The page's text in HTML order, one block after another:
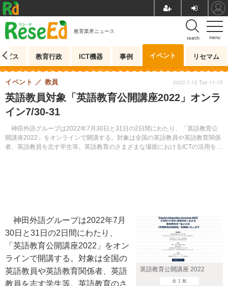
menu
search
教育業界ニュース
ビス 教育行政 ICT機器 事例 イベント リセマム
英語教員対象「英語教育公開講座2022」オンラ
イン7/30-31
神田外語グループは2022年7月30日と31日の2日間にわたり、「英語教育公
開講座2022」をオンラインで開講する。対象は全国の英語教員や英語教育関係
者、英語教員を志す学生等。英語教育のさまざまな場面におけるICTの活用を提
イベント 教員 2022.7.12 Tue 11:15
英語教育公開講座 2022
全 1 枚
神田外語グループは2022年7月
30日と31日の2日間にわたり、
「英語教育公開講座2022」をオン
ラインで開講する。対象は全国の
英語教員や英語教育関係者、英語
教員を志す学生等。英語教育のさ